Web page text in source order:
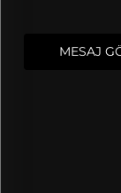
MESAJ